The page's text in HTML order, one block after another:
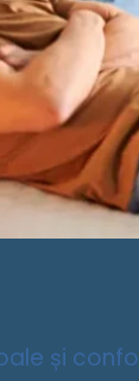
și